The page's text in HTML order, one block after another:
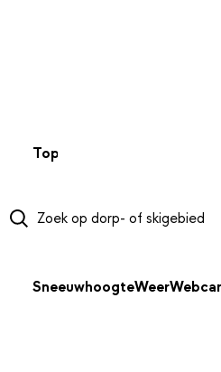
Top 50
SneeuwhoogteWeer